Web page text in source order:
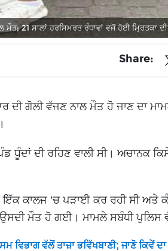
21 ਸਾਲਾਂ ਹਰਸਿਮਰਤ ਰੰਧਾਵਾਂ ਵਜੋਂ ਹੋਈ ਮ੍ਰਿਤਕਾ
Share:
ਦੀ ਗੋਲੀ ਵੱਜਣ ਨਾਲ ਮੌਤ ਹੋ ਜਾਣ ਦਾ
ਧੂੰਦਾਂ ਦੀ ਰਹਿਣ ਵਾਲੀ ਸੀ। ਅਚਾਨਕ
ਇੱਕ ਕਾਲਜ ’ਚ ਪੜਾਈ ਕਰ ਰਹੀ ਸੀ ਅਤੇ
ਮੌਤ ਹੋ ਗਈ। ਮਾਮਲੇ ਸਬੰਧੀ ਪੁਲਿਸ
ਵੱਲੋਂ ਤਾਜ਼ਾ ਭਵਿੱਖਬਾਣੀ; ਜਾਣੋ ਕਿਵੇਂ